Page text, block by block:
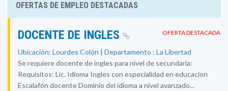
OFERTAS DE EMPLEO DESTACADAS
OFERTA DESTACADA
DOCENTE DE INGLES
Ubicación: Lourdes Colón | Departamento : La Libertad
Se requiere docente de ingles para nivel de secundaria:
Requisitos: Lic. Idioma Ingles con especialidad en educacion
Escalafón docente Dominio del idioma a nivel avanzado...